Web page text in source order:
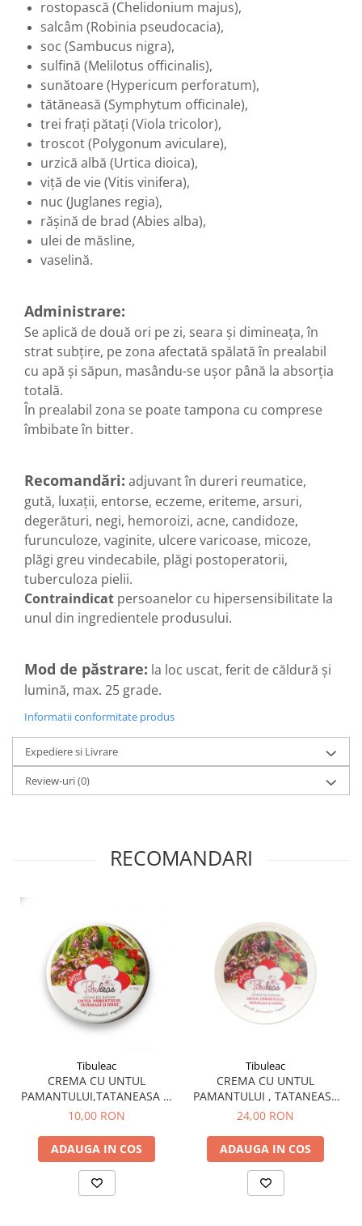
Sistemul circulator
Sistemul digestiv
Sistemul muscular
Sistemul nervos
Sistemul osos si articulatii
Sistemul respirator
Slăbit
Spasme digestive
Splina si pancreas
Stabilizare psiho-emoțională
Surmenaj școlar
Tensiunea arteriala
Tuse mixtă
Tuse productivă
Tuse seacă
Vene varicoase, tromboflebită
venoasă
VItaminizare
Vulvovaginita Candidozica
Îmbătrânire
Întineritor al pielii
Înțepături de insecte
rostopască (Chelidonium majus),
salcâm (Robinia pseudocacia),
soc (Sambucus nigra),
sulfină (Melilotus officinalis),
sunătoare (Hypericum perforatum),
tătăneasă (Symphytum officinale),
trei frați pătați (Viola tricolor),
troscot (Polygonum aviculare),
urzică albă (Urtica dioica),
viță de vie (Vitis vinifera),
nuc (Juglanes regia),
rășină de brad (Abies alba),
ulei de măsline,
vaselină.
Administrare:
Se aplică de două ori pe zi, seara și dimineața, în
strat subțire, pe zona afectată spălată în prealabil
cu apă și săpun, masându-se ușor până la absorția
totală.
În prealabil zona se poate tampona cu comprese
îmbibate în bitter.
Recomandări: adjuvant în dureri reumatice,
gută, luxaţii, entorse, eczeme, eriteme, arsuri,
degerături, negi, hemoroizi, acne, candidoze,
furunculoze, vaginite, ulcere varicoase, micoze,
plăgi greu vindecabile, plăgi postoperatorii,
tuberculoza pielii.
Contraindicat persoanelor cu hipersensibilitate la
unul din ingredientele produsului.
Mod de păstrare: la loc uscat, ferit de căldură şi
lumină, max. 25 grade.
Informatii conformitate produs
Expediere si Livrare
Review-uri(0)
RECOMANDARI
Tibuleac
CREMA CU UNTUL
PAMANTULUI,TATANEASA SI
SPANZ 30 G
10,00 RON
ADAUGA IN COS
Tibuleac
CREMA CU UNTUL
PAMANTULUI , TATANEASA
SI SPANZ 60 G
24,00 RON
ADAUGA IN COS